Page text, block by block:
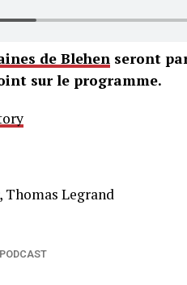
de Blehen seront
sur le programme.
Thomas Legrand
PODCAST